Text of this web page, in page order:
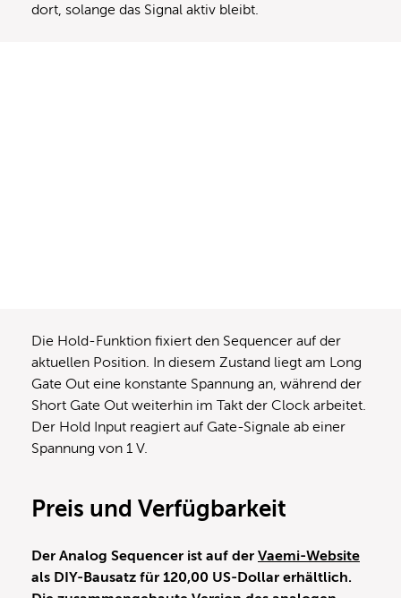
dort, solange das Signal aktiv bleibt.
Die Hold-Funktion fixiert den Sequencer auf der
aktuellen Position. In diesem Zustand liegt am Long
Gate Out eine konstante Spannung an, während der
Short Gate Out weiterhin im Takt der Clock arbeitet.
Der Hold Input reagiert auf Gate-Signale ab einer
Spannung von 1 V.
Preis und Verfügbarkeit
Der Analog Sequencer ist auf der Vaemi-Website
als DIY-Bausatz für 120,00 US-Dollar erhältlich.